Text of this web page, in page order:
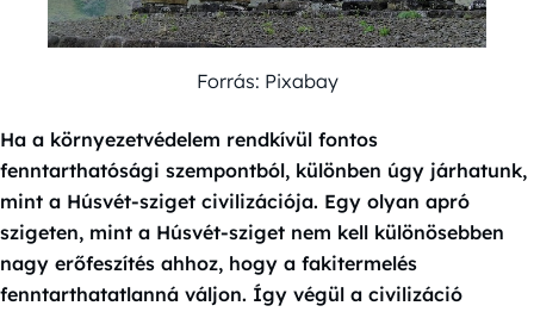
Forrás: Pixabay
Ha a környezetvédelem rendkívül fontos
fenntarthatósági szempontból, különben úgy járhatunk,
mint a Húsvét-sziget civilizációja. Egy olyan apró
szigeten, mint a Húsvét-sziget nem kell különösebben
nagy erőfeszítés ahhoz, hogy a fakitermelés
fenntarthatatlanná váljon. Így végül a civilizáció